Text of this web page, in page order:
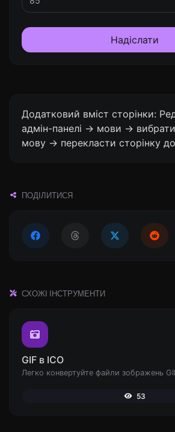
Надіслати
Додатковий вміст сторінки:
адмін-панелі -> мови ->
мову -> перекласти сторінку
ПОДІЛИТИСЯ
СХОЖІ ІНСТРУМЕНТИ
GIF в ICO
Легко конвертуйте файли зображень
53